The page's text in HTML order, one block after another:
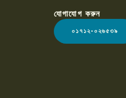
যোগাযোগ করুন
০১৭১২-০২৬৫৩৯